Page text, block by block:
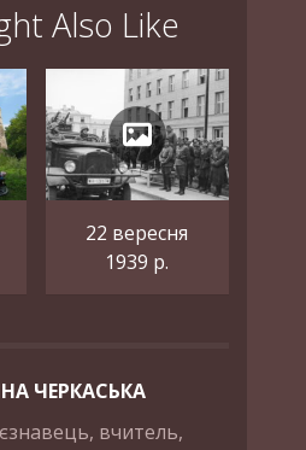
Also Like
22 вересня
1939 р.
ЧЕРКАСЬКА
вчитель,